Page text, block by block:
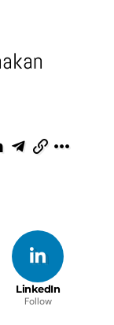
LinkedIn
Follow